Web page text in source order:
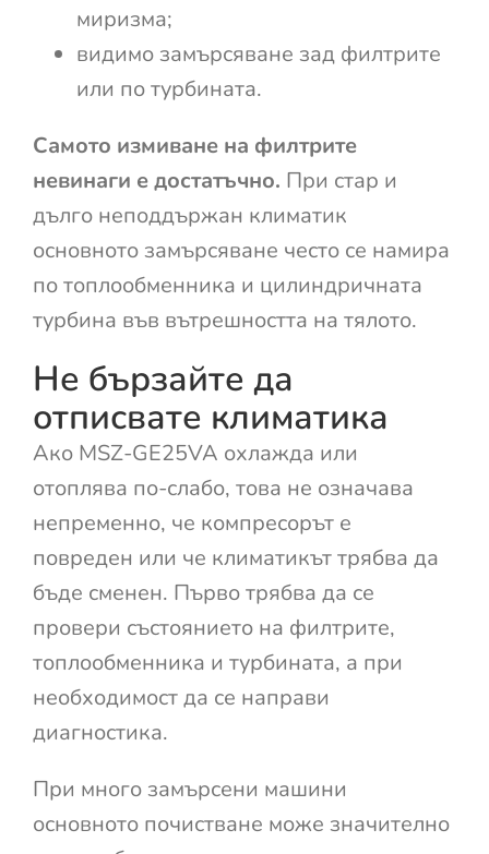
миризма;
видимо замърсяване зад филтрите
или по турбината.
Самото измиване на филтрите
невинаги е достатъчно. При стар и
дълго неподдържан климатик
основното замърсяване често се намира
по топлообменника и цилиндричната
турбина във вътрешността на тялото.
Не бързайте да
отписвате климатика
Ако MSZ-GE25VA охлажда или
отоплява по-слабо, това не означава
непременно, че компресорът е
повреден или че климатикът трябва да
бъде сменен. Първо трябва да се
провери състоянието на филтрите,
топлообменника и турбината, а при
необходимост да се направи
диагностика.
При много замърсени машини
основното почистване може значително